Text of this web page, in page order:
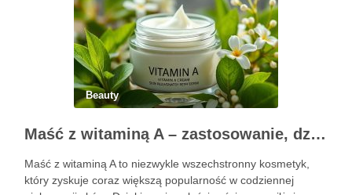
Beauty
Maść z witaminą A – zastosowanie, działanie i bezpieczeństwo stosowania
Maść z witaminą A to niezwykle wszechstronny kosmetyk,
który zyskuje coraz większą popularność w codziennej